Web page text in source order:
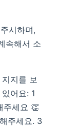
시하며,
속해서 소
지를 보
어요: 1
세요 👏
주세요. 3